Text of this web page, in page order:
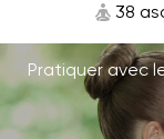
38
Pratiquer avec